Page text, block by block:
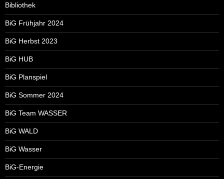
Bibliothek
BiG Frühjahr 2024
BiG Herbst 2023
BiG HUB
BiG Planspiel
BiG Sommer 2024
BiG Team WASSER
BiG WALD
BiG Wasser
BiG-Energie